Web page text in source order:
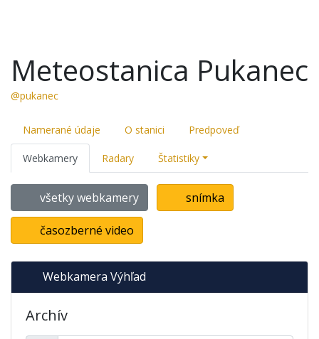
Meteostanica Pukanec
@pukanec
Namerané údaje O stanici Predpoveď
Webkamery Radary Štatistiky
všetky webkamery snímka
časozberné video
Webkamera Výhľad
Archív